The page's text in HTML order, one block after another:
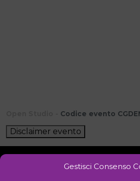
Gestisci Consenso
Codice evento
Disclaimer evento